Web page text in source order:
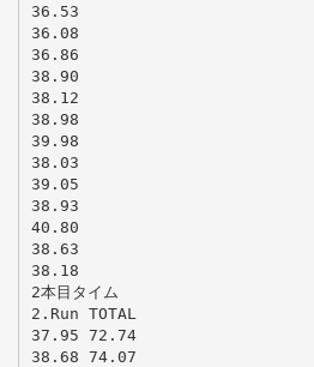
36.53
36.08
36.86
38.90
38.12
38.98
39.98
38.03
39.05
38.93
40.80
38.63
38.18
2本目タイム
2.Run TOTAL
37.95 72.74
38.68 74.07